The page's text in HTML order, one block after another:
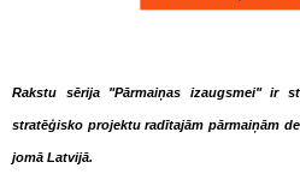
Rakstu sērija "Pārmaiņas izaugsmei" ir
stratēģisko projektu radītajām pārmaiņām
jomā Latvijā.